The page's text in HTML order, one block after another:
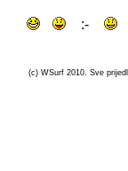
(c) WSurf 2010. Sve